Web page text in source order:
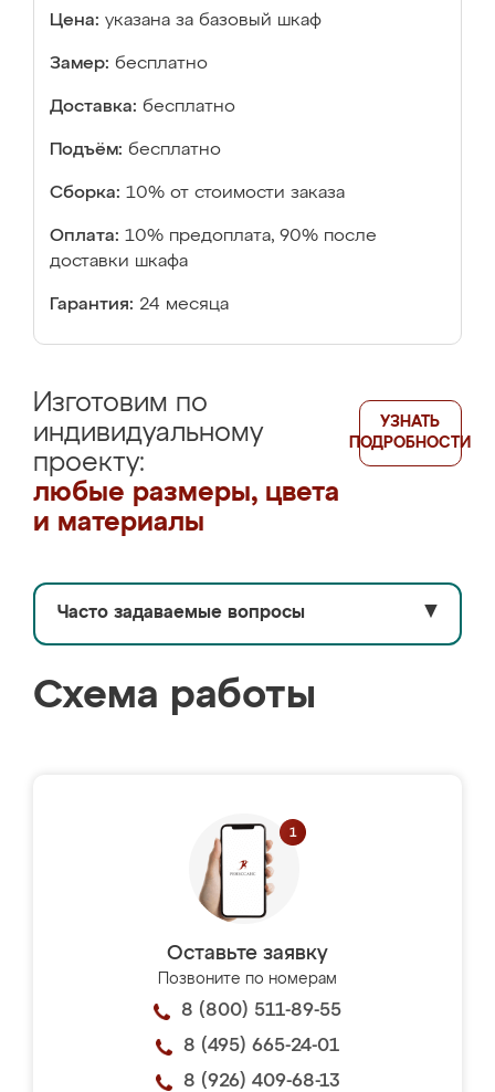
Цена: указана за базовый шкаф
Замер: бесплатно
Доставка: бесплатно
Подъём: бесплатно
Сборка: 10% от стоимости заказа
Оплата: 10% предоплата, 90% после
доставки шкафа
Гарантия: 24 месяца
Изготовим по
индивидуальному
проекту:
любые размеры, цвета
и материалы
УЗНАТЬ
ПОДРОБНОСТИ
Часто задаваемые вопросы ▼
Схема работы
Оставьте заявку
Позвоните по номерам
8 (800) 511-89-55
8 (495) 665-24-01
8 (926) 409-68-13